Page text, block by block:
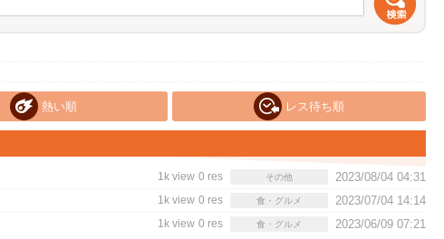
熱い順 レス待ち順
1k view 0 res その他
2023/08/04 04:31
1k view 0 res 食・グルメ
2023/07/04 14:14
1k view 0 res 食・グルメ
2023/06/09 07:21